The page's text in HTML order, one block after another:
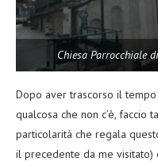
Chiesa Parrocchiale
Dopo aver trascorso il
qualcosa che non c’è, faccio
particolarità che regala
il precedente da me visitato)